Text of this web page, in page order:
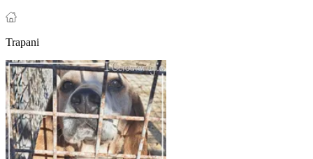
Trapani